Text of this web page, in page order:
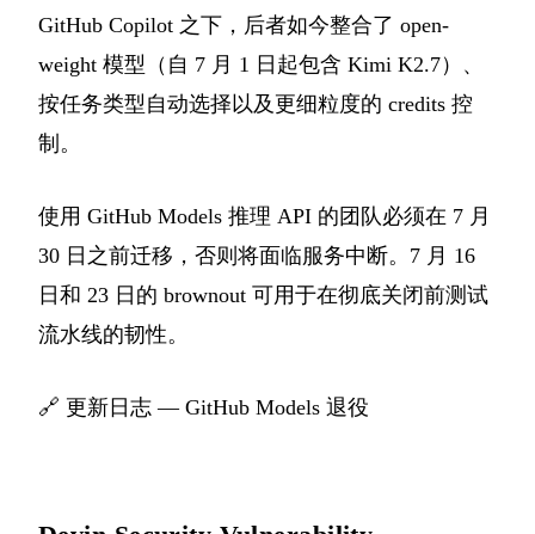
GitHub Copilot 之下，后者如今整合了 open-
weight 模型（自 7 月 1 日起包含 Kimi K2.7）、
按任务类型自动选择以及更细粒度的 credits 控
制。
使用 GitHub Models 推理 API 的团队必须在 7 月
30 日之前迁移，否则将面临服务中断。7 月 16
日和 23 日的 brownout 可用于在彻底关闭前测试
流水线的韧性。
🔗 更新日志 — GitHub Models 退役